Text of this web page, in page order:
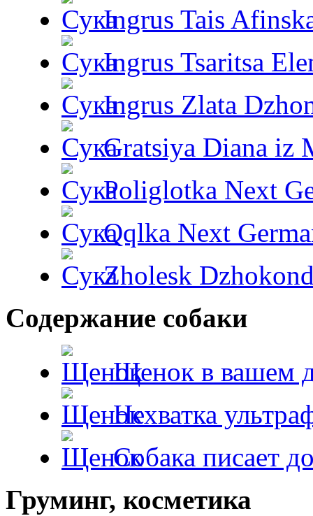
Ingrus Tais
Ingrus Tsaritsa
Ingrus Zlata
Gratsiya Diana iz
Poliglotka Next
Qqlka Next
Zholesk
Содержание собаки
Щенок в вашем
Нехватка
Собака писает
Груминг, косметика